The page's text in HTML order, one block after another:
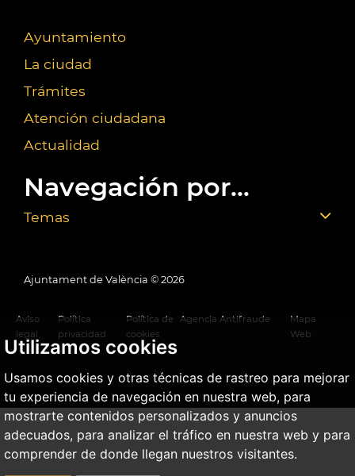
Utilizamos cookies
Usamos cookies y otras técnicas de rastreo para mejorar
tu experiencia de navegación en nuestra web, para
mostrarte contenidos personalizados y anuncios
adecuados, para analizar el tráfico en nuestra web y para
comprender de donde llegan nuestros visitantes.
Ayuntamiento
La ciudad
Trámites
Atención ciudadana
Actualidad
Navegación por...
Temas
Ajuntament de València © 2026
Aviso
legal
Política
privacidad
Política de
cookies
Agencia Antifraude
Mapa
Web